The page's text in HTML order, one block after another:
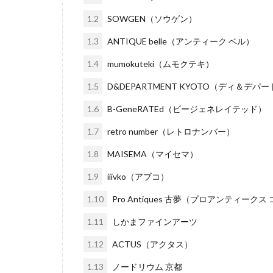
1.2 SOWGEN（ソウゲン）
1.3 ANTIQUE belle（アンティーク ベル）
1.4 mumokuteki（ムモクテキ）
1.5 D&DEPARTMENT KYOTO（ディ＆デパー
1.6 B-GeneRATEd（ビージェネレイテッド）
1.7 retro number（レトロナンバー）
1.8 MAISEMA（マイセマ）
1.9 iiivko（アブコ）
1.10 Pro Antiques 古夢（プロアンティークス
1.11 しかまファインアーツ
1.12 ACTUS（アクタス）
1.13 ノードリウム 京都